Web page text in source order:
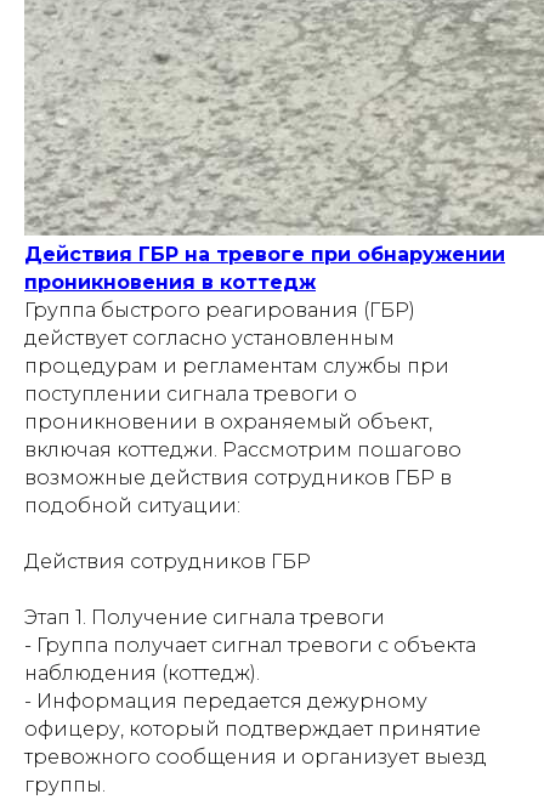
Действия ГБР на тревоге при обнаружении
проникновения в коттедж
Группа быстрого реагирования (ГБР)
действует согласно установленным
процедурам и регламентам службы при
поступлении сигнала тревоги о
проникновении в охраняемый объект,
включая коттеджи. Рассмотрим пошагово
возможные действия сотрудников ГБР в
подобной ситуации:
Действия сотрудников ГБР
Этап 1. Получение сигнала тревоги
- Группа получает сигнал тревоги с объекта
наблюдения (коттедж).
- Информация передается дежурному
офицеру, который подтверждает принятие
тревожного сообщения и организует выезд
группы.